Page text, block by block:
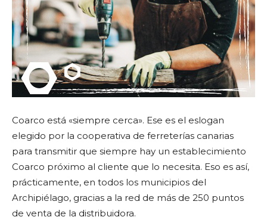
Coarco está «siempre cerca». Ese es el eslogan
elegido por la cooperativa de ferreterías canarias
para transmitir que siempre hay un establecimiento
Coarco próximo al cliente que lo necesita. Eso es así,
prácticamente, en todos los municipios del
Archipiélago, gracias a la red de más de 250 puntos
de venta de la distribuidora.